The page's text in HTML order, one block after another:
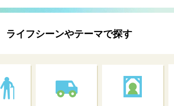
ライフシーンやテーマで探す